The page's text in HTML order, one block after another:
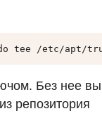
tee /etc/apt/
Без нее вы
репозитория